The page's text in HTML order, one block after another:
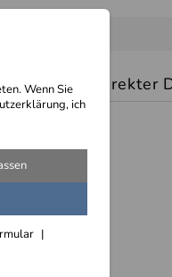
Wenn Sie
ich
Kontakt: Ihr direkter